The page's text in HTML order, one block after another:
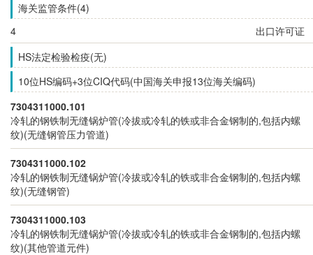
海关监管条件(4)
4
出口许可证
HS法定检验检疫(无)
10位HS编码+3位CIQ代码(中国海关申报13位海关编码)
7304311000.101
冷轧的钢铁制无缝锅炉管(冷拔或冷轧的铁或非合金钢制的,包括内螺
纹)(无缝钢管压力管道)
7304311000.102
冷轧的钢铁制无缝锅炉管(冷拔或冷轧的铁或非合金钢制的,包括内螺
纹)(无缝钢管)
7304311000.103
冷轧的钢铁制无缝锅炉管(冷拔或冷轧的铁或非合金钢制的,包括内螺
纹)(其他管道元件)